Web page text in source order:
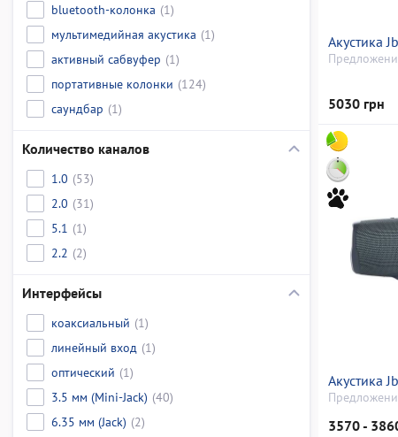
bluetooth-колонка (1)
мультимедийная акустика (1)
активный сабвуфер (1)
портативные колонки (124)
саундбар (1)
Количество каналов
1.0 (53)
2.0 (31)
5.1 (1)
2.2 (2)
Интерфейсы
коаксиальный (1)
линейный вход (1)
оптический (1)
3.5 мм (Mini-Jack) (40)
6.35 мм (Jack) (2)
Акустика
5030 грн
Акустика
3570 -